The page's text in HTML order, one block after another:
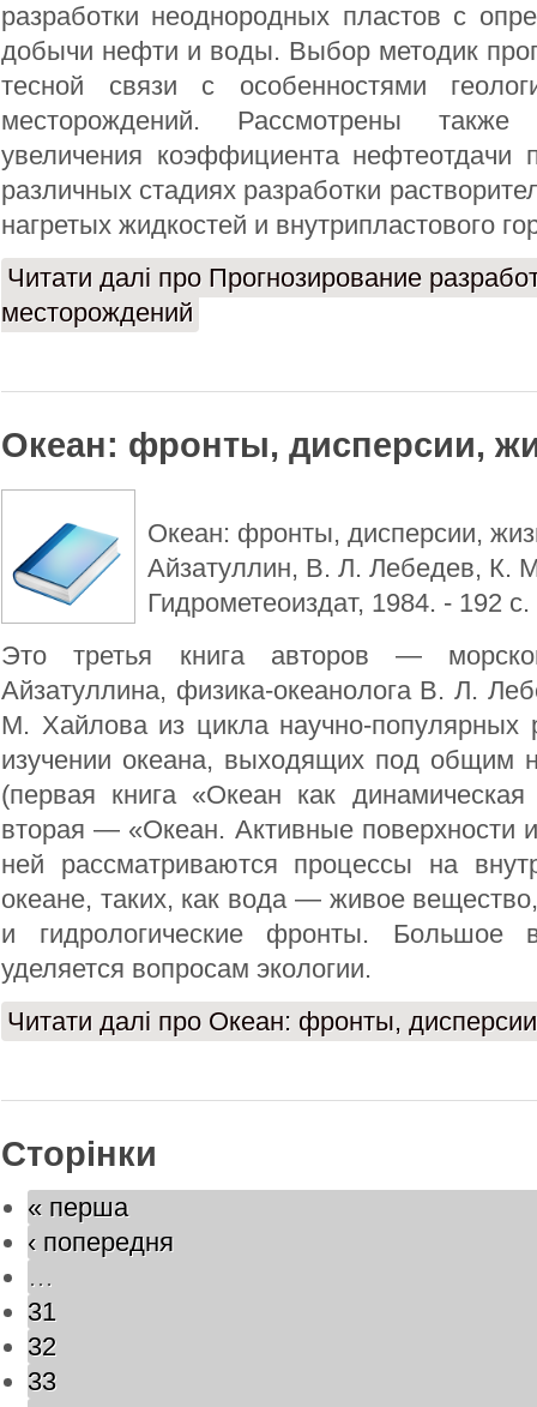
разработки неоднородных пластов с
добычи нефти и воды. Выбор методик
тесной связи с особенностями
месторождений. Рассмотрены
увеличения коэффициента нефтеотдачи
различных стадиях разработки
нагретых жидкостей и внутрипластового
Читати далі про Прогнозирование
месторождений
Океан: фронты, дисперсии,
Океан: фронты, дисперсии,
Айзатуллин, В. Л. Лебедев, К.
Гидрометеоиздат, 1984. - 192 с.
Это третья книга авторов —
Айзатуллина, физика-океанолога В. Л.
М. Хайлова из цикла научно-популярных
изучении океана, выходящих под общим
(первая книга «Океан как
вторая — «Океан. Активные поверхности
ней рассматриваются процессы на
океане, таких, как вода — живое
и гидрологические фронты. Большое
уделяется вопросам экологии.
Читати далі про Океан: фронты,
Сторінки
« перша
‹ попередня
…
31
32
33